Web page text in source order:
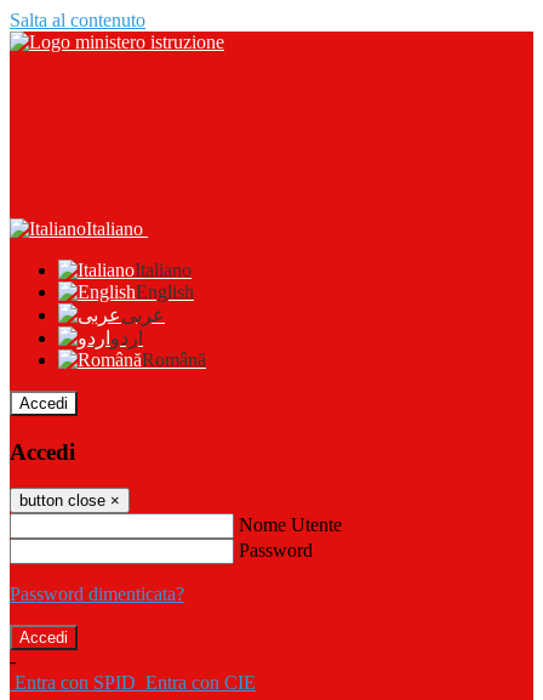
Salta al contenuto
Italiano
Italiano
English
عربى
اردو
Română
Accedi
Accedi
button close ×
Nome Utente
Password
Password dimenticata?
-
Entra con SPID Entra con CIE